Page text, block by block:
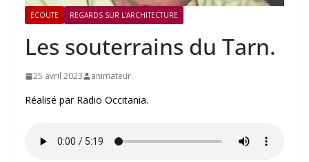
ECOUTE REGARDS SUR L'ARCHITECTURE
Les souterrains du Tarn.
25 avril 2023 animateur
Réalisé par Radio Occitania.